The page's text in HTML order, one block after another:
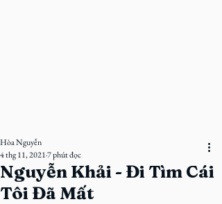
Nguyễn Khải - Đi Tìm Cái
Tôi Đã Mất
Hòa Nguyễn
4 thg 11, 20217 phút đọc